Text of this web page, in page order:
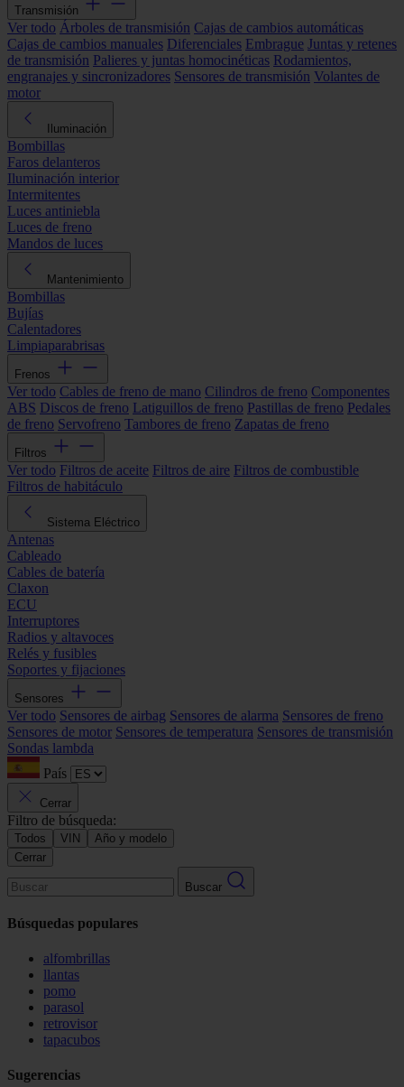
Transmisión
Ver todo Árboles de transmisión Cajas de cambios automáticas
Cajas de cambios manuales Diferenciales Embrague Juntas y retenes
de transmisión Palieres y juntas homocinéticas Rodamientos,
engranajes y sincronizadores Sensores de transmisión Volantes de
motor
Iluminación
Bombillas
Faros delanteros
Iluminación interior
Intermitentes
Luces antiniebla
Luces de freno
Mandos de luces
Mantenimiento
Bombillas
Bujías
Calentadores
Limpiaparabrisas
Frenos
Ver todo Cables de freno de mano Cilindros de freno Componentes
ABS Discos de freno Latiguillos de freno Pastillas de freno Pedales
de freno Servofreno Tambores de freno Zapatas de freno
Filtros
Ver todo Filtros de aceite Filtros de aire Filtros de combustible
Filtros de habitáculo
Sistema Eléctrico
Antenas
Cableado
Cables de batería
Claxon
ECU
Interruptores
Radios y altavoces
Relés y fusibles
Soportes y fijaciones
Sensores
Ver todo Sensores de airbag Sensores de alarma Sensores de freno
Sensores de motor Sensores de temperatura Sensores de transmisión
Sondas lambda
País
Cerrar
Filtro de búsqueda:
Todos VIN
Año y modelo
Cerrar
Buscar
Búsquedas populares
alfombrillas
llantas
pomo
parasol
retrovisor
tapacubos
Sugerencias